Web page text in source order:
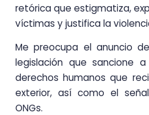
retórica que estigmatiza,
víctimas y justifica la
Me preocupa el anuncio
legislación que sancione
derechos humanos que
exterior, así como el
ONGs.